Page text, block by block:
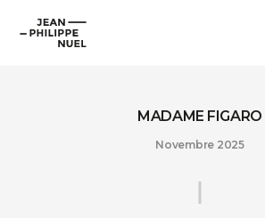
contenu
Jean-
Philippe
MADAME FIGARO
Novembre 2025